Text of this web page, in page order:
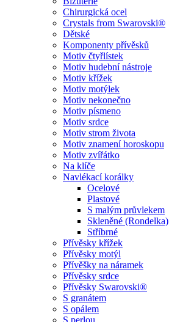
Chirurgická ocel
Crystals from Swarovski®
Dětské
Komponenty přívěsků
Motiv čtyřlístek
Motiv hudební nástroje
Motiv křížek
Motiv motýlek
Motiv nekonečno
Motiv písmeno
Motiv srdce
Motiv strom života
Motiv znamení horoskopu
Motiv zvířátko
Na klíče
Navlékací korálky
Ocelové
Plastové
S malým průvlekem
Skleněné (Rondelka)
Stříbrné
Přívěsky křížek
Přívěsky motýl
Přívěšky na náramek
Přívěsky srdce
Přívěsky Swarovski®
S granátem
S opálem
S perlou